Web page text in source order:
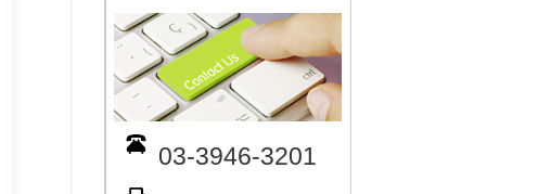
03-3946-3201